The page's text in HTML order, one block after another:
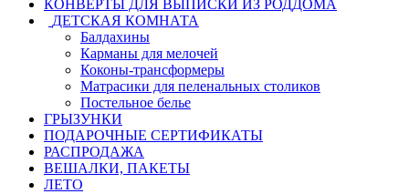
КОНВЕРТЫ ДЛЯ ВЫПИСКИ ИЗ РОДДОМА
ДЕТСКАЯ КОМНАТА
Балдахины
Карманы для мелочей
Коконы-трансформеры
Матрасики для пеленальных столиков
Постельное белье
ГРЫЗУНКИ
ПОДАРОЧНЫЕ СЕРТИФИКАТЫ
РАСПРОДАЖА
ВЕШАЛКИ, ПАКЕТЫ
ЛЕТО